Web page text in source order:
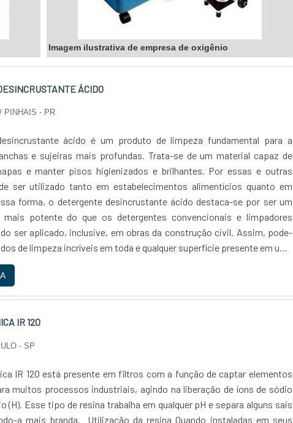
Imagem ilustrativa de empresa de oxigênio
ÁCIDO
PINHAIS - PR
ácido é um produto de limpeza fundamental para a
e sujeiras mais profundas. Trata-se de um material capaz de
e manter pisos higienizados e brilhantes. Por essas e outras
ser utilizado tanto em estabelecimentos alimentícios quanto em
forma, o detergente desincrustante ácido destaca-se por ser um
potente do que os detergentes convencionais e limpadores
ser aplicado, inclusive, em obras da construção civil. Assim, pode-
de limpeza incríveis em toda e qualquer superfície presente em uma
do detergente desincrustante Antes de mais nada, é
que o detergente desincrustante é o produto ideal para remover
não saem de forma alguma. Nesse sentido, é possível utilizá-lo em
diretamente para o sucesso do material. Além disso, é
o detergente desincrustante nos mais variados formatos e
aplicações do produto, pode-se destacar: Limpa pedra;Tira
pós-obra. A melhor empresa de detergente desincrustante
de 20 anos no mercado de produtos químicos, a GREENQUÍMICA é a
você, que busca comprar detergente desincrustante mas não sabe
IR 120
- SP
IR 120 está presente em filtros com a função de captar elementos
muitos processos industriais, agindo na liberação de íons de sódio
(H). Esse tipo de resina trabalha em qualquer pH e separa alguns sais
a mais branda. Utilização da resina Quando instaladas em seus